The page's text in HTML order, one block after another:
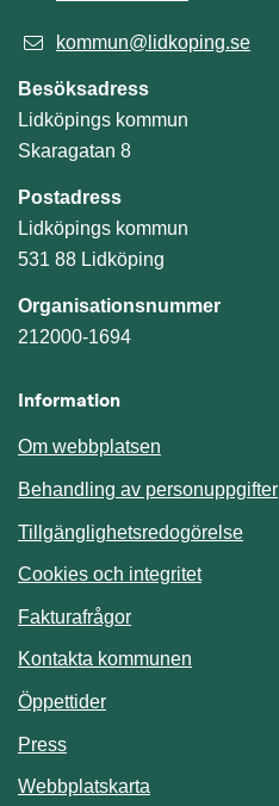
kommun@lidkoping.se
Besöksadress
Lidköpings kommun
Skaragatan 8
Postadress
Lidköpings kommun
531 88 Lidköping
Organisationsnummer
212000-1694
Information
Om webbplatsen
Behandling av personuppgifter
Tillgänglighetsredogörelse
Cookies och integritet
Fakturafrågor
Kontakta kommunen
Öppettider
Press
Webbplatskarta